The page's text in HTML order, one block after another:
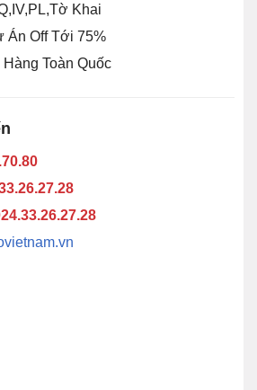
Khai
Án Off Tới 75%
Toàn Quốc